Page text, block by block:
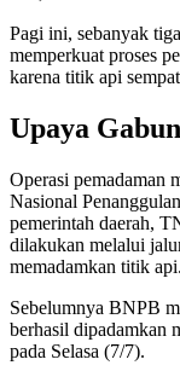
Pagi ini, sebanyak
memperkuat proses
karena titik api
Upaya
Operasi pemadaman
Nasional
pemerintah daerah,
dilakukan melalui
memadamkan titik api.
Sebelumnya BNPB
berhasil dipadamkan
pada Selasa (7/7).